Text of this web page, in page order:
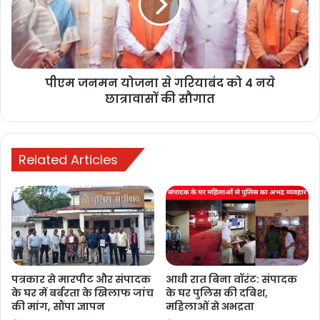
गरियाबंद
को
नये
छात्रावासों
पीएम जनमन योजना से गरियाबंद को 4 नये
छात्रावासों की सौगात
Related Articles
पत्रकार से मारपीट और संपादक
के घर में बर्बरता के खिलाफ जांच
की मांग, सौंपा ज्ञापन
आधी रात बिना वॉरंट: संपादक
के घर पुलिस की दबिश,
महिलाओं से अभद्रता